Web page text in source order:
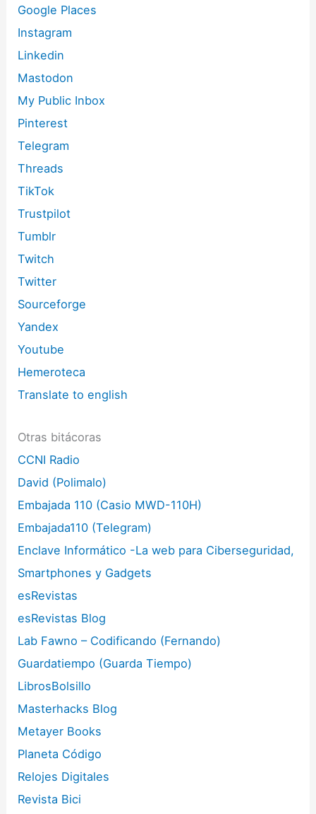
Google Places
Instagram
Linkedin
Mastodon
My Public Inbox
Pinterest
Telegram
Threads
TikTok
Trustpilot
Tumblr
Twitch
Twitter
Sourceforge
Yandex
Youtube
Hemeroteca
Translate to english
Otras bitácoras
CCNI Radio
David (Polimalo)
Embajada 110 (Casio MWD-110H)
Embajada110 (Telegram)
Enclave Informático -La web para Ciberseguridad,
Smartphones y Gadgets
esRevistas
esRevistas Blog
Lab Fawno – Codificando (Fernando)
Guardatiempo (Guarda Tiempo)
LibrosBolsillo
Masterhacks Blog
Metayer Books
Planeta Código
Relojes Digitales
Revista Bici